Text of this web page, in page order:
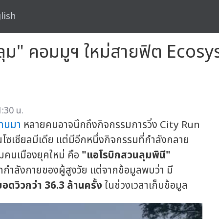
" คอมมูฯ ใหม่สายฟิต
น.
นมา หลายคนอาจนึกถึงกิจกรรมการวิ่ง City Run
ซเชียลมีเดีย แต่มีอีกหนึ่งกิจกรรมที่กำลังกลาย
นเมืองยุคใหม่ คือ "แอโรบิกสวนลุมพินี"
ำลังกายของผู้สูงวัย แต่จากข้อมูลพบว่า มี
ดวิวกว่า 36.3 ล้านครั้งในช่วงเวลาเก็บข้อมูล